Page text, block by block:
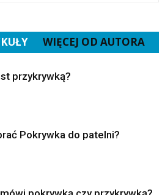
WIĘCEJ OD AUTORA
przykrywką?
Pokrywka do patelni?